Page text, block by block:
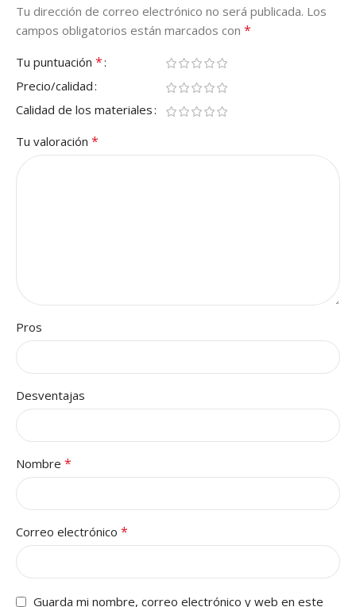
Tu dirección de correo electrónico no será publicada. Los
campos obligatorios están marcados con *
Tu puntuación *
Precio/calidad
Calidad de los materiales
Tu valoración *
Pros
Desventajas
Nombre *
Correo electrónico *
Guarda mi nombre, correo electrónico y web en este